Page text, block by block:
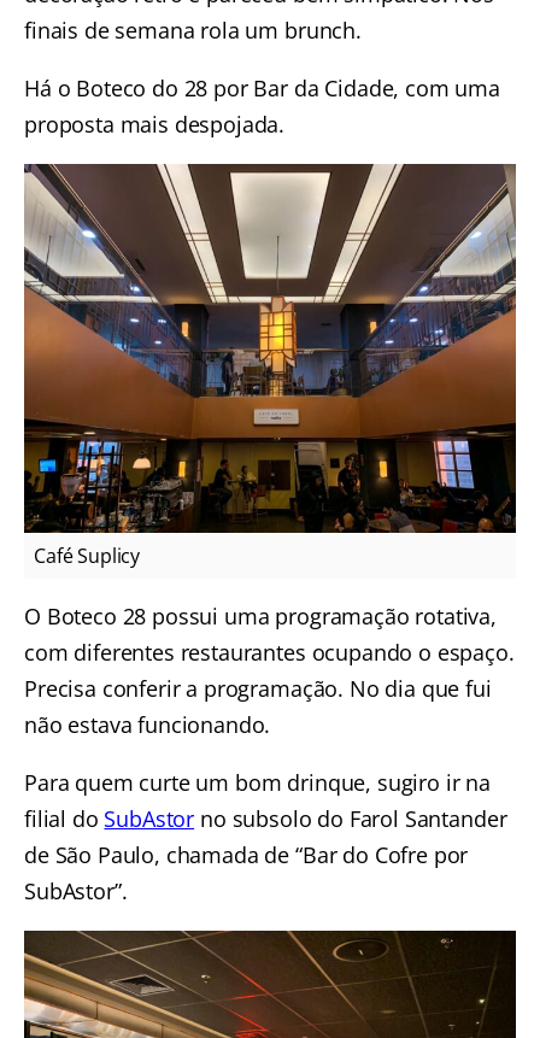
finais de semana rola um brunch.
Há o Boteco do 28 por Bar da Cidade, com uma
proposta mais despojada.
Café Suplicy
O Boteco 28 possui uma programação rotativa,
com diferentes restaurantes ocupando o espaço.
Precisa conferir a programação. No dia que fui
não estava funcionando.
Para quem curte um bom drinque, sugiro ir na
filial do SubAstor no subsolo do Farol Santander
de São Paulo, chamada de “Bar do Cofre por
SubAstor”.